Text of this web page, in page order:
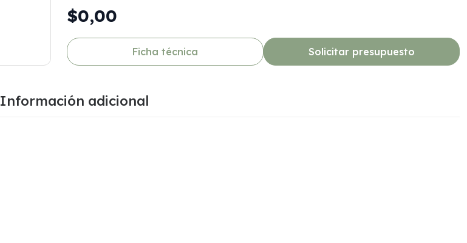
$0,00
Ficha técnica Solicitar presupuesto
Información adicional